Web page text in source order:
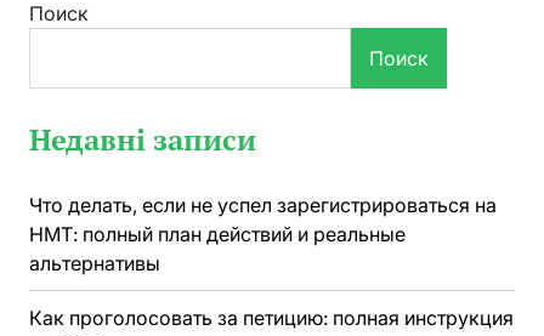
Поиск
Поиск
Недавні записи
Что делать, если не успел зарегистрироваться на
НМТ: полный план действий и реальные
альтернативы
Как проголосовать за петицию: полная инструкция